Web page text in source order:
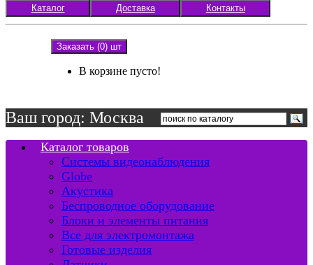
Каталог Доставка Контакты
Заказать (0) шт
В корзине пусто!
Ваш город: Москва
Каталог товаров
Системы видеонаблюдения
Globe
Акустика
Беспроводное оборудование
Блоки и элементы питания
Все для электромонтажа
Готовые изделия